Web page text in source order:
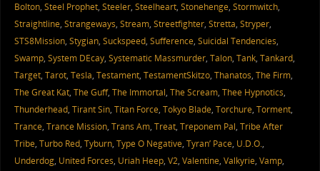
Bolton, Steel Prophet, Steeler, Steelheart, Stonehenge, Stormwitch,
Straightline, Strangeways, Stream, Streetfighter, Stretta, Stryper,
STS8Mission, Stygian, Suckspeed, Sufference, Suicidal Tendencies,
Swamp, System DEcay, Systematic Massmurder, Talon, Tank, Tankard,
Target, Tarot, Tesla, Testament, TestamentSkitzo, Thanatos, The Firm,
The Great Kat, The Guff, The Immortal, The Scream, Thee Hypnotics,
Thunderhead, Tirant Sin, Titan Force, Tokyo Blade, Torchure, Torment,
Trance, Trance Mission, Trans Am, Treat, Treponem Pal, Tribe After
Tribe, Turbo Red, Tyburn, Type O Negative, Tyran’ Pace, U.D.O.,
Underdog, United Forces, Uriah Heep, V2, Valentine, Valkyrie, Vamp,